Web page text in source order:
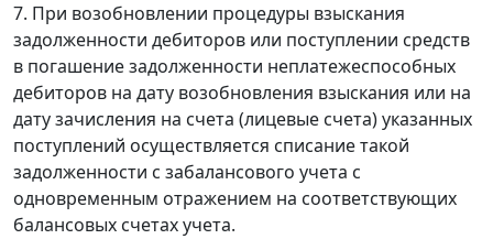
7. При возобновлении процедуры взыскания
задолженности дебиторов или поступлении средств
в погашение задолженности неплатежеспособных
дебиторов на дату возобновления взыскания или на
дату зачисления на счета (лицевые счета) указанных
поступлений осуществляется списание такой
задолженности с забалансового учета с
одновременным отражением на соответствующих
балансовых счетах учета.